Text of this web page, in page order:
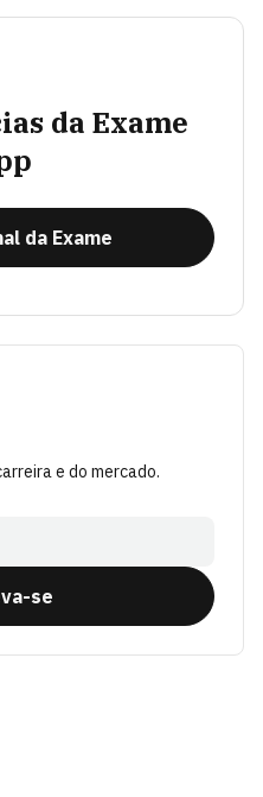
da Exame
da Exame
e do mercado.
se